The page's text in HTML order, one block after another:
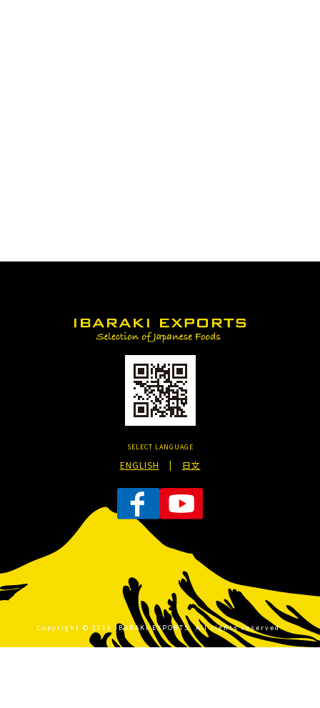
SELECT LANGUAGE
ENGLISH | 日文
Copyright © 2019 IBARAKI EXPORTS. All rights reserved.